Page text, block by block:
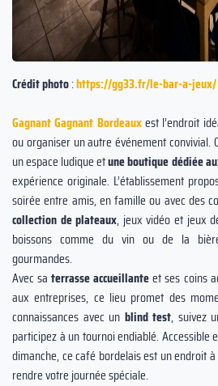
Crédit photo:https://gg33.fr/le-bar-a-jeux/
Gagnant Gagnant Bordeauxest l’endroit
ou organiser un autre événement convivial.
un espace ludique etune boutique dédiée
expérience originale. L’établissement
soirée entre amis, en famille ou avec des
collection de plateaux, jeux vidéo et jeux
boissons comme du vin ou de la
gourmandes.
Avec saterrasse accueillanteet ses coins
aux entreprises, ce lieu promet des
connaissances avec un blind test, suivez
participez à un tournoi endiablé.
dimanche, ce café bordelais est un endroit
rendre votre journée spéciale.